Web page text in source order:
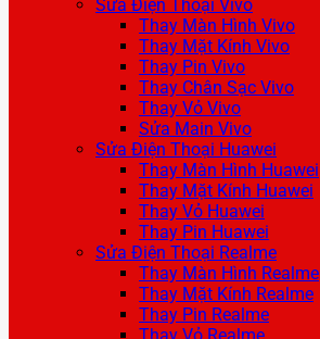
Sửa Điện Thoại Vivo
Thay Màn Hình Vivo
Thay Mặt Kính Vivo
Thay Pin Vivo
Thay Chân Sạc Vivo
Thay Vỏ Vivo
Sửa Main Vivo
Sửa Điện Thoại Huawei
Thay Màn Hình Huawei
Thay Mặt Kính Huawei
Thay Vỏ Huawei
Thay Pin Huawei
Sửa Điện Thoại Realme
Thay Màn Hình Realme
Thay Mặt Kính Realme
Thay Pin Realme